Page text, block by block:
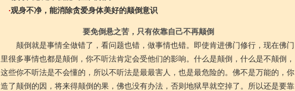
·观身不净，能消除贪爱身体美好的颠倒意识
要免倒悬之苦，只有依靠自己不再颠倒
颠倒就是事情全做错了，看问题也错，做事情也错。即使肯进佛门修行，现在佛门
里很多事情也都是颠倒，你不听法肯定会受他们的影响。什么是颠倒，什么是不颠倒，
这些你不听法是不会懂的，所以不听法是最最害人，也是最危险的。佛不是万能的，你
造了颠倒的因，将来得颠倒的果，佛也没有办法，否则地狱早就空掉了。所以还是要靠